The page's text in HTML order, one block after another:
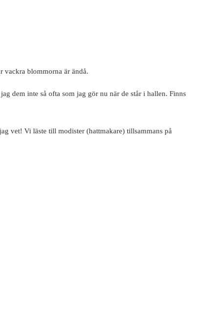
vackra blommorna är ändå.
dem inte så ofta som jag gör nu när de står i hallen. Finns
vet! Vi läste till modister (hattmakare) tillsammans på